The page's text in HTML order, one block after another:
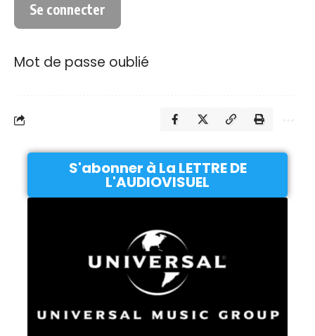
Mot de passe oublié
S'abonner à La LETTRE DE
L'AUDIOVISUEL